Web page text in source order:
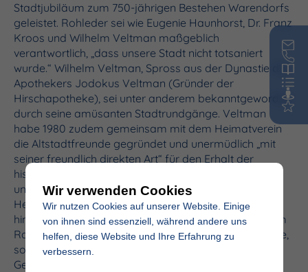
Stadtjubiläum zum 750-jährigen Bestehen Warendorfs
geleistet. Rohleder sei wie Eugenie Haunhorst, Dr. Franz
Kroos und Wilhelm Veltman maßgeblich
verantwortlich, „dass unsere Stadt nicht totsaniert
wurde.“ Wilhelm Veltman, Spross aus der Dynastie des
Apothekers Jodokus Veltman (Gründer der
Hirschapotheke), sei unter anderem bekanntgeworden
durch seine amüsanten Stadtrundgänge. Veltman
habe 1980 zudem gemeinsam mit dem Heimatverein
die Altstadtfreunde gegründet und unermüdlich „mit
seiner freundlich direkten Art“ für den Erhalt der
historischen Altstadt gekämpft. Sichtbare Zeichen hat
unter anderem auch Eugenie Haunhorst, Mutter der
Heimatvereins-Vorsitzenden Mechtild Wolff,
hinterlassen. Haunhorst war eine der ersten Frauen im
Rat der Stadt Warendorf, dem sie 23 Jahre angehörte,
sowie die erste stellvertretende Bürgermeisterin.
Gegen den damaligen Trend kämpfte auch Eugenie
Wir verwenden Cookies
Wir nutzen Cookies auf unserer Website. Einige
von ihnen sind essenziell, während andere uns
helfen, diese Website und Ihre Erfahrung zu
verbessern.